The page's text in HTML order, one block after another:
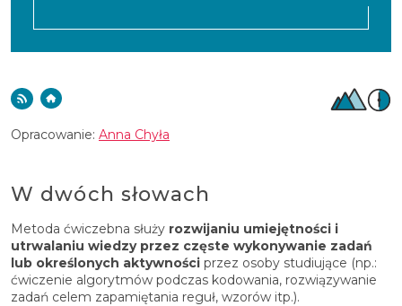
Opracowanie: Anna Chyła
W dwóch słowach
Metoda ćwiczebna służy rozwijaniu umiejętności i
utrwalaniu wiedzy przez częste wykonywanie zadań
lub określonych aktywności przez osoby studiujące (np.:
ćwiczenie algorytmów podczas kodowania, rozwiązywanie
zadań celem zapamiętania reguł, wzorów itp.).